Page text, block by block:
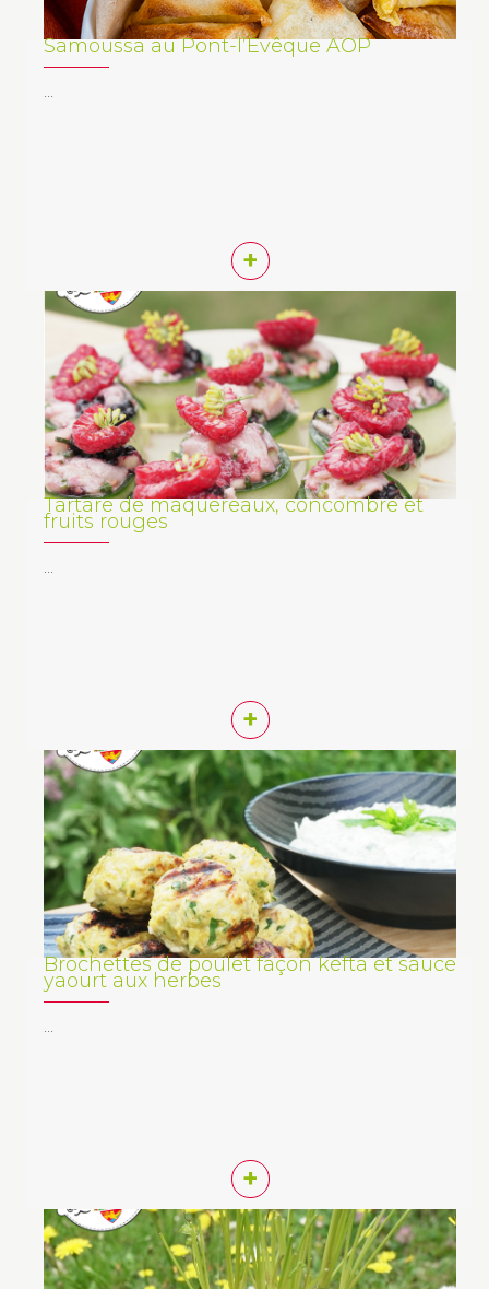
Samoussa au Pont-l’Évêque AOP
…
+
Tartare de maquereaux, concombre et
fruits rouges
…
+
Brochettes de poulet façon kefta et sauce
yaourt aux herbes
…
+